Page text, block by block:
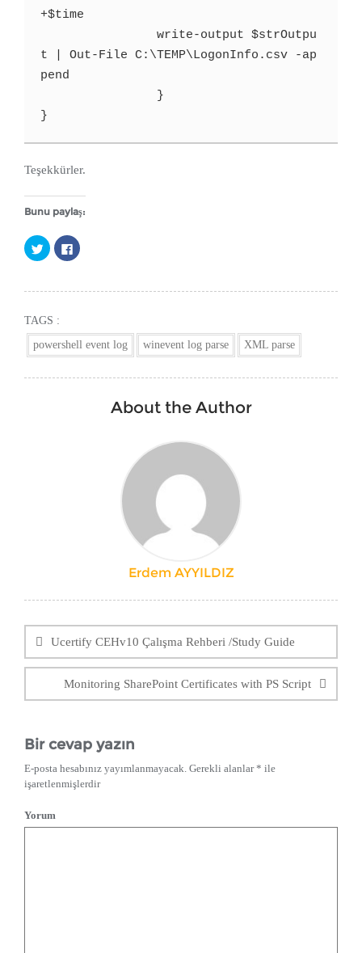
+$time
t | Out-File C:\TEMP\LogonInfo.csv -ap
pend
Teşekkürler.
Bunu paylaş:
Twitter
üzerinde
(Yeni
pencerede
açılır)
Facebook'ta
paylaşmak
TAGS :
powershell event log
winevent log parse XML parse
About the Author
Erdem AYYILDIZ
dolaşımı
Ucertify CEHv10 Çalışma Rehberi /Study Guide
Monitoring SharePoint Certificates with PS Script
Bir cevap yazın
E-posta hesabınız yayımlanmayacak. Gerekli alanlar* ile
işaretlenmişlerdir
Yorum